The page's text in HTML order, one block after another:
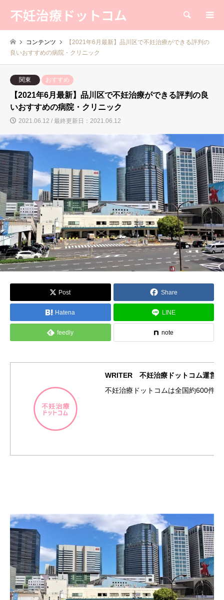
不妊治療ドットコム 検索
コンテンツ
【2021年6月最新】品川区で不妊治療ができる評判の
良いおすすめの病院・クリニック
関東 おすすめ
【2021年6月最新】品川区で不妊治療ができる評判の良
いおすすめの病院・クリニック
2021.06.12 / 最終更新日：2021.06.12
Post Share
Hatena LINE
feedly note
WRITER 不妊治療ドットコム運営
不妊治療ドットコムは全国約600件